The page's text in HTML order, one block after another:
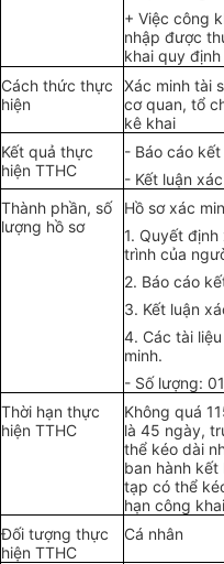
+ Việc công
nhập được
khai quy
Cách thức thực
hiện
Xác minh tài
cơ quan, tổ
kê khai
Kết quả thực
hiện TTHC
- Báo cáo
- Kết luận
Thành phần, số
lượng hồ sơ
Hồ sơ xác
1. Quyết
trình của
2. Báo cáo
3. Kết luận
4. Các tài
minh.
- Số lượng:
Thời hạn thực
hiện TTHC
Không quá
là 45 ngày,
thể kéo dài
ban hành
tạp có thể
hạn công
Đối tượng thực
hiện TTHC
Cá nhân